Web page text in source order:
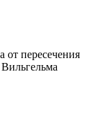
от пересечения